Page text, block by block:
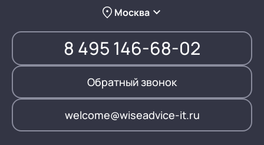
Москва
8 495 146-68-02
Обратный звонок
welcome@wiseadvice-it.ru